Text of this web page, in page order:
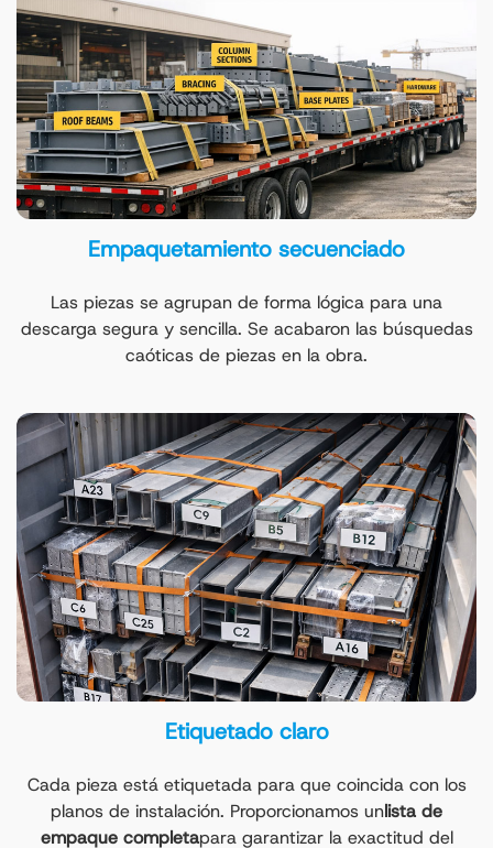
Empaquetamiento secuenciado
Las piezas se agrupan de forma lógica para una
descarga segura y sencilla. Se acabaron las búsquedas
caóticas de piezas en la obra.
Etiquetado claro
Cada pieza está etiquetada para que coincida con los
planos de instalación. Proporcionamos unlista de
empaque completapara garantizar la exactitud del